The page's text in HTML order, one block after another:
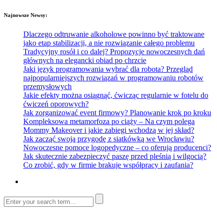
Najnowsze Newsy:
Dlaczego odtruwanie alkoholowe powinno być traktowane
jako etap stabilizacji, a nie rozwiązanie całego problemu
Tradycyjny rosół i co dalej? Propozycje nowoczesnych dań
głównych na elegancki obiad po chrzcie
Jaki język programowania wybrać dla robota? Przegląd
najpopularniejszych rozwiązań w programowaniu robotów
przemysłowych
Jakie efekty można osiągnąć, ćwicząc regularnie w fotelu do
ćwiczeń oporowych?
Jak zorganizować event firmowy? Planowanie krok po kroku
Kompleksowa metamorfoza po ciąży – Na czym polega
Mommy Makeover i jakie zabiegi wchodzą w jej skład?
Jak zacząć swoją przygodę z siatkówką we Wrocławiu?
Nowoczesne pomoce logopedyczne – co oferują producenci?
Jak skutecznie zabezpieczyć paszę przed pleśnią i wilgocią?
Co zrobić, gdy w firmie brakuje współpracy i zaufania?